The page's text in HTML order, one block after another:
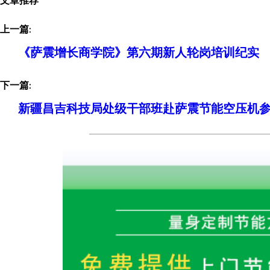
上一篇:
《萨震增长商学院》第六期新人轮岗培训纪实
下一篇:
新疆昌吉科技局处级干部班赴萨震节能空压机